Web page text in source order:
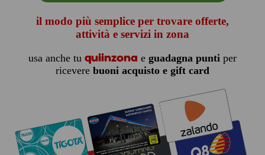
il modo più semplice per trovare offerte,
attività e servizi in zona
usa anche tu quiinzona e guadagna puntiper
ricevere buoni acquisto e gift card